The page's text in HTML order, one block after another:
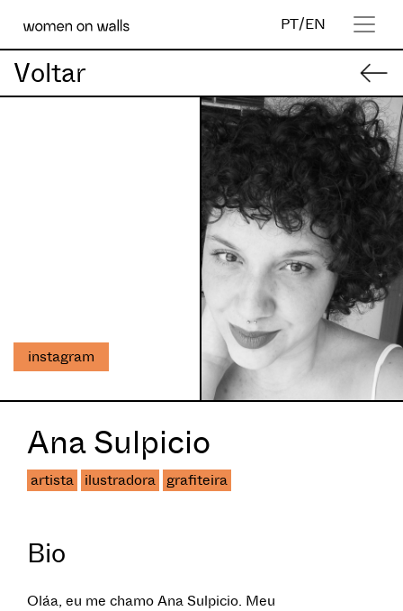
PT/EN
Voltar
instagram
Ana Sulpicio
artista ilustradora grafiteira
Bio
Oláa, eu me chamo Ana Sulpicio. Meu